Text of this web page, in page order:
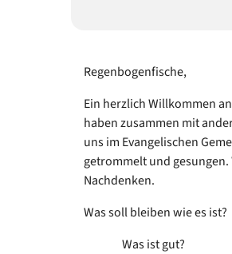
Regenbogenfische,
Ein herzlich Willkommen
haben zusammen mit
uns im Evangelischen
getrommelt und
Nachdenken.
Was soll bleiben wie es
Was ist gut?